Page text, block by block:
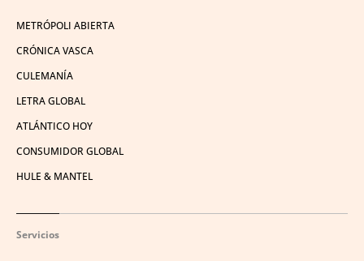
METRÓPOLI ABIERTA
CRÓNICA VASCA
CULEMANÍA
LETRA GLOBAL
ATLÁNTICO HOY
CONSUMIDOR GLOBAL
HULE & MANTEL
Servicios